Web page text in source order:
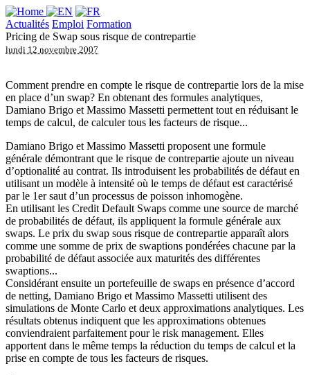
Actualités Emploi Formation
Pricing de Swap sous risque de contrepartie
lundi 12 novembre 2007
Comment prendre en compte le risque de contrepartie lors de la mise
en place d’un swap? En obtenant des formules analytiques,
Damiano Brigo et Massimo Massetti permettent tout en réduisant le
temps de calcul, de calculer tous les facteurs de risque...
Damiano Brigo et Massimo Massetti proposent une formule
générale démontrant que le risque de contrepartie ajoute un niveau
d’optionalité au contrat. Ils introduisent les probabilités de défaut en
utilisant un modèle à intensité où le temps de défaut est caractérisé
par le 1er saut d’un processus de poisson inhomogène.
En utilisant les Credit Default Swaps comme une source de marché
de probabilités de défaut, ils appliquent la formule générale aux
swaps. Le prix du swap sous risque de contrepartie apparaît alors
comme une somme de prix de swaptions pondérées chacune par la
probabilité de défaut associée aux maturités des différentes
swaptions...
Considérant ensuite un portefeuille de swaps en présence d’accord
de netting, Damiano Brigo et Massimo Massetti utilisent des
simulations de Monte Carlo et deux approximations analytiques. Les
résultats obtenus indiquent que les approximations obtenues
conviendraient parfaitement pour le risk management. Elles
apportent dans le même temps la réduction du temps de calcul et la
prise en compte de tous les facteurs de risques.